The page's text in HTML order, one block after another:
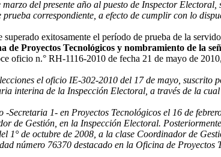
del presente año al puesto de Inspector
correspondiente, a efecto de cumplir con lo
exitosamente el período de prueba de la
Proyectos Tecnológicos y nombramiento de la
oficio n.° RH-1116-2010 de fecha 21 de mayo de
el oficio IE-302-2010 del 17 de mayo,
interina de la Inspección Electoral, a través de la
1- en Proyectos Tecnológicos el 16 de
de Gestión, en la Inspección Electoral.
1° de octubre de 2008, a la clase Coordinador de
número 76370 destacado en la Oficina de